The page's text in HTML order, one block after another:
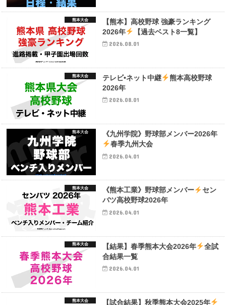
熊本大会
【熊本】高校野球 強豪ランキング
2026年
【過去ベスト8一覧】
2026.08.01
熊本大会 テレビ•ネット中継
熊本高校野球
2026年
2026.08.01
熊本大会
《九州学院》野球部メンバー2026年
春季九州大会
2026.04.01
熊本大会 《熊本工業》野球部メンバー
セン
バツ高校野球2026年
2026.04.01
熊本大会 【結果】春季熊本大会2026年
全試
合結果一覧
2026.04.01
熊本大会
【試合結果】秋季熊本大会2025年